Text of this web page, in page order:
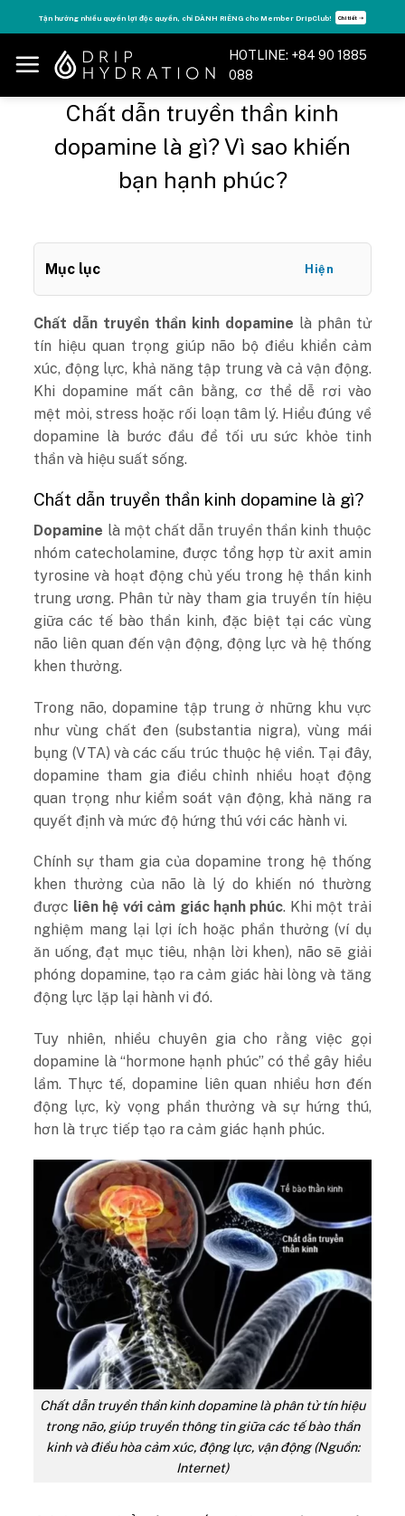
to
content
Tăng năng lượng - sống đỉnh cao với thẻ Vitamin Drip Membership. Xem ngay ➝
HOTLINE: +84 90 1885
088
Chất dẫn truyền thần kinh
dopamine là gì? Vì sao khiến
bạn hạnh phúc?
Mục lục Hiện
Chất dẫn truyền thần kinh dopamine là phân tử
tín hiệu quan trọng giúp não bộ điều khiển cảm
xúc, động lực, khả năng tập trung và cả vận động.
Khi dopamine mất cân bằng, cơ thể dễ rơi vào
mệt mỏi, stress hoặc rối loạn tâm lý. Hiểu đúng về
dopamine là bước đầu để tối ưu sức khỏe tinh
thần và hiệu suất sống.
Chất dẫn truyền thần kinh dopamine là gì?
Dopamine là một chất dẫn truyền thần kinh thuộc
nhóm catecholamine, được tổng hợp từ axit amin
tyrosine và hoạt động chủ yếu trong hệ thần kinh
trung ương. Phân tử này tham gia truyền tín hiệu
giữa các tế bào thần kinh, đặc biệt tại các vùng
não liên quan đến vận động, động lực và hệ thống
khen thưởng.
Trong não, dopamine tập trung ở những khu vực
như vùng chất đen (substantia nigra), vùng mái
bụng (VTA) và các cấu trúc thuộc hệ viền. Tại đây,
dopamine tham gia điều chỉnh nhiều hoạt động
quan trọng như kiểm soát vận động, khả năng ra
quyết định và mức độ hứng thú với các hành vi.
Chính sự tham gia của dopamine trong hệ thống
khen thưởng của não là lý do khiến nó thường
được liên hệ với cảm giác hạnh phúc. Khi một trải
nghiệm mang lại lợi ích hoặc phần thưởng (ví dụ
ăn uống, đạt mục tiêu, nhận lời khen), não sẽ giải
phóng dopamine, tạo ra cảm giác hài lòng và tăng
động lực lặp lại hành vi đó.
Tuy nhiên, nhiều chuyên gia cho rằng việc gọi
dopamine là “hormone hạnh phúc” có thể gây hiểu
lầm. Thực tế, dopamine liên quan nhiều hơn đến
động lực, kỳ vọng phần thưởng và sự hứng thú,
hơn là trực tiếp tạo ra cảm giác hạnh phúc.
Chất dẫn truyền thần kinh dopamine là phân tử tín hiệu
trong não, giúp truyền thông tin giữa các tế bào thần
kinh và điều hòa cảm xúc, động lực, vận động (Nguồn:
Internet)